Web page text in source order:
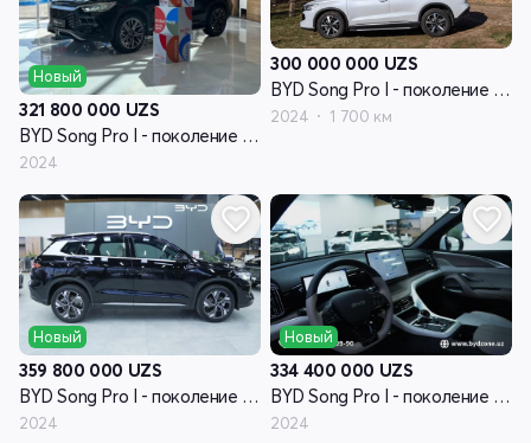
Новый
321 800 000 UZS
BYD Song Pro I - поколение рестайлинг
2024
300 000 000 UZS
BYD Song Pro I - поколение рестайлинг
2024 1 700 км
Новый
359 800 000 UZS
BYD Song Pro I - поколение рестайлинг
2024
Новый
334 400 000 UZS
BYD Song Pro I - поколение рестайлинг
2024